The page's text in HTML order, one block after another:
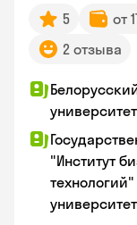
5 от
2 отзыва
университет
"Институт